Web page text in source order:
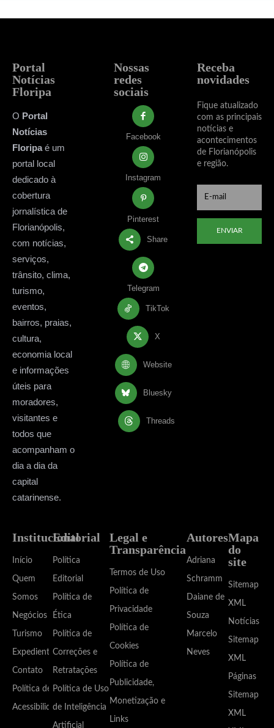
Portal
Notícias
Floripa
O Portal
Notícias
Floripaé um
portal local
dedicado à
cobertura
jornalística de
Florianópolis,
com notícias,
serviços,
trânsito, clima,
turismo,
eventos,
bairros, praias,
cultura,
economia local
e informações
úteis para
moradores,
visitantes e
todos que
acompanham o
dia a dia da
capital
catarinense.
Nossas
redes
sociais
Facebook
Instagram
Pinterest
Share
Telegram
TikTok
X
Website
Bluesky
Threads
Receba
novidades
Fique atualizado
com as principais
notícias e
acontecimentos
de Florianópolis
e região.
ENVIAR
Institucional
Início
Quem
Somos
Negócios
Turismo
Expediente
Contato
Política de
Acessibilidade
Editorial
Política
Editorial
Política de
Ética
Política de
Correções e
Retratações
Política de Uso
de Inteligência
Artificial
Legal e
Transparência
Termos de Uso
Política de
Privacidade
Política de
Cookies
Política de
Publicidade,
Monetização e
Links
Autores
Adriana
Schramm
Daiane de
Souza
Marcelo
Neves
Mapa
do
site
Sitemap
XML
Notícias
Sitemap
XML
Páginas
Sitemap
XML